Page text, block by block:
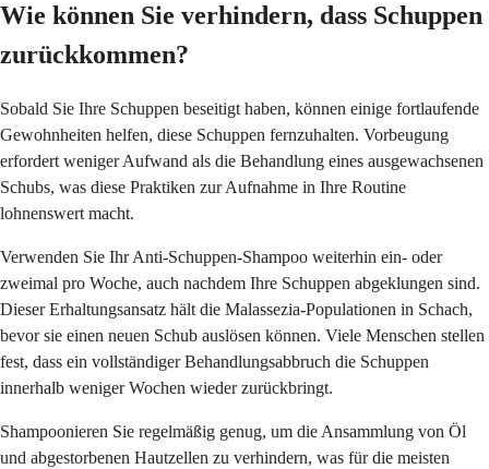
Wie können Sie verhindern, dass Schuppen
zurückkommen?
Sobald Sie Ihre Schuppen beseitigt haben, können einige fortlaufende
Gewohnheiten helfen, diese Schuppen fernzuhalten. Vorbeugung
erfordert weniger Aufwand als die Behandlung eines ausgewachsenen
Schubs, was diese Praktiken zur Aufnahme in Ihre Routine
lohnenswert macht.
Verwenden Sie Ihr Anti-Schuppen-Shampoo weiterhin ein- oder
zweimal pro Woche, auch nachdem Ihre Schuppen abgeklungen sind.
Dieser Erhaltungsansatz hält die Malassezia-Populationen in Schach,
bevor sie einen neuen Schub auslösen können. Viele Menschen stellen
fest, dass ein vollständiger Behandlungsabbruch die Schuppen
innerhalb weniger Wochen wieder zurückbringt.
Shampoonieren Sie regelmäßig genug, um die Ansammlung von Öl
und abgestorbenen Hautzellen zu verhindern, was für die meisten